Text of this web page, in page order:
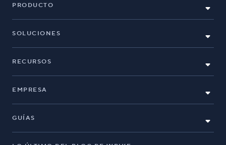
PRODUCTO
SOLUCIONES
RECURSOS
EMPRESA
GUÍAS